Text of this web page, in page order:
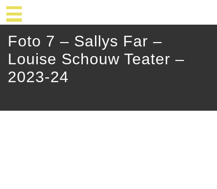
Foto 7 – Sallys Far –
Louise Schouw Teater –
2023-24